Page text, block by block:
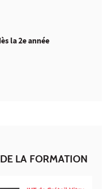
la 2e année
LA FORMATION